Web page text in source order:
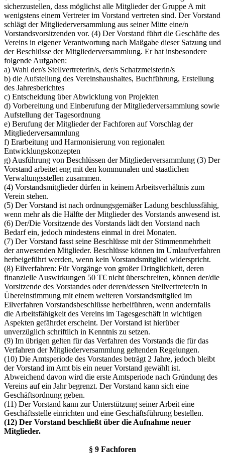
sicherzustellen, dass möglichst alle Mitglieder der Gruppe A mit
wenigstens einem Vertreter im Vorstand vertreten sind. Der Vorstand
schlägt der Mitgliederversammlung aus seiner Mitte eine/n
Vorstandsvorsitzenden vor. (4) Der Vorstand führt die Geschäfte des
Vereins in eigener Verantwortung nach Maßgabe dieser Satzung und
der Beschlüsse der Mitgliederversammlung. Er hat insbesondere
folgende Aufgaben:
a) Wahl der/s Stellvertreterin/s, der/s Schatzmeisterin/s
b) die Aufstellung des Vereinshaushaltes, Buchführung, Erstellung
des Jahresberichtes
c) Entscheidung über Abwicklung von Projekten
d) Vorbereitung und Einberufung der Mitgliederversammlung sowie
Aufstellung der Tagesordnung
e) Berufung der Mitglieder der Fachforen auf Vorschlag der
Mitgliederversammlung
f) Erarbeitung und Harmonisierung von regionalen
Entwicklungskonzepten
g) Ausführung von Beschlüssen der Mitgliederversammlung (3) Der
Vorstand arbeitet eng mit den kommunalen und staatlichen
Verwaltungsstellen zusammen.
(4) Vorstandsmitglieder dürfen in keinem Arbeitsverhältnis zum
Verein stehen.
(5) Der Vorstand ist nach ordnungsgemäßer Ladung beschlussfähig,
wenn mehr als die Hälfte der Mitglieder des Vorstands anwesend ist.
(6) Der/Die Vorsitzende des Vorstands lädt den Vorstand nach
Bedarf ein, jedoch mindestens einmal in drei Monaten.
(7) Der Vorstand fasst seine Beschlüsse mit der Stimmenmehrheit
der anwesenden Mitglieder. Beschlüsse können im Umlaufverfahren
herbeigeführt werden, wenn kein Vorstandsmitglied widerspricht.
(8) Eilverfahren: Für Vorgänge von großer Dringlichkeit, deren
finanzielle Auswirkungen 50 T€ nicht überschreiten, können der/die
Vorsitzende des Vorstandes oder deren/dessen Stellvertreter/in in
Übereinstimmung mit einem weiteren Vorstandsmitglied im
Eilverfahren Vorstandsbeschlüsse herbeiführen, wenn andernfalls
die Arbeitsfähigkeit des Vereins im Tagesgeschäft in wichtigen
Aspekten gefährdet erscheint. Der Vorstand ist hierüber
unverzüglich schriftlich in Kenntnis zu setzen.
(9) Im übrigen gelten für das Verfahren des Vorstands die für das
Verfahren der Mitgliederversammlung geltenden Regelungen.
(10) Die Amtsperiode des Vorstandes beträgt 2 Jahre, jedoch bleibt
der Vorstand im Amt bis ein neuer Vorstand gewählt ist.
Abweichend davon wird die erste Amtsperiode nach Gründung des
Vereins auf ein Jahr begrenzt. Der Vorstand kann sich eine
Geschäftsordnung geben.
(11) Der Vorstand kann zur Unterstützung seiner Arbeit eine
Geschäftsstelle einrichten und eine Geschäftsführung bestellen.
(12) Der Vorstand beschließt über die Aufnahme neuer
Mitglieder.
§ 9 Fachforen